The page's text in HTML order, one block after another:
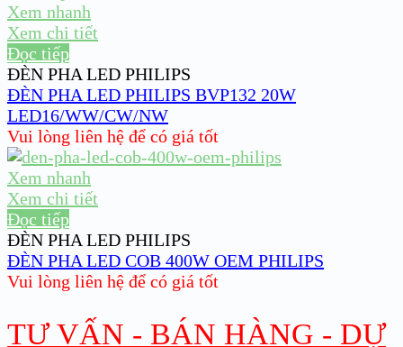
Xem nhanh
Xem chi tiết
Đọc tiếp
ĐÈN PHA LED PHILIPS
ĐÈN PHA LED PHILIPS BVP132 20W
LED16/WW/CW/NW
Vui lòng liên hệ để có giá tốt
Xem nhanh
Xem chi tiết
Đọc tiếp
ĐÈN PHA LED PHILIPS
ĐÈN PHA LED COB 400W OEM PHILIPS
Vui lòng liên hệ để có giá tốt
TƯ VẤN - BÁN HÀNG - DỰ